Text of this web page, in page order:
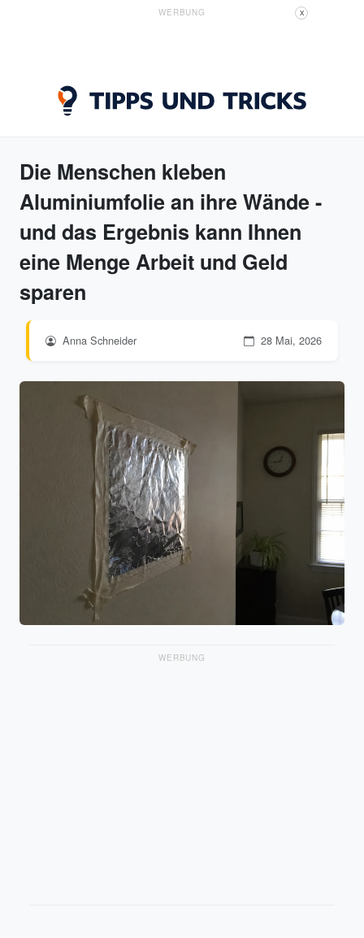
WERBUNG X
Die Menschen kleben
Aluminiumfolie an ihre Wände -
und das Ergebnis kann Ihnen
eine Menge Arbeit und Geld
sparen
Anna Schneider 28 Mai, 2026
WERBUNG